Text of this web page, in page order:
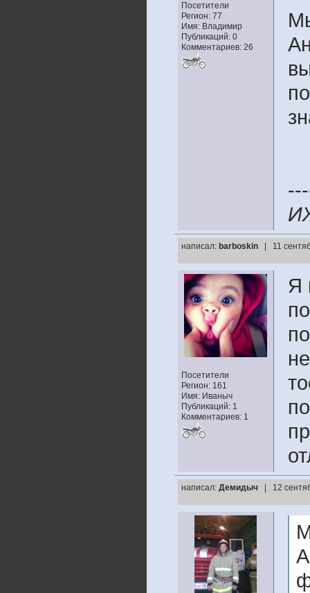
Посетители
Регион: 77
Имя: Владимир
Публикаций: 0
Комментариев: 26
написал: barboskin | 11
Посетители
Регион: 161
Имя: Иваныч
Публикаций: 1
Комментариев: 1
Я
написал: Демидыч | 12